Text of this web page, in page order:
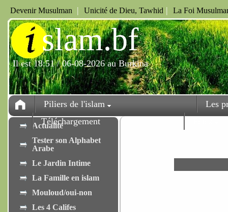
Devenir Musulman | Unicité de Dieu, Tawhid | La Foi
islam.bf
Il est 18:51 / 06-08-2026 au Burkina
Piliers de l'islam
Les
Téléchargement
Actualité
Tester son Alphabet
Arabe
Le Jardin Intime
La Famille en islam
Mouloud/oui-non
Les 4 Califes